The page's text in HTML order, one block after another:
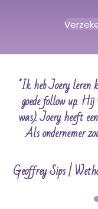
"Ik heb Joery leren
goede follow up.
was). Joery heeft
Als ondernemer
Geoffrey Sips |